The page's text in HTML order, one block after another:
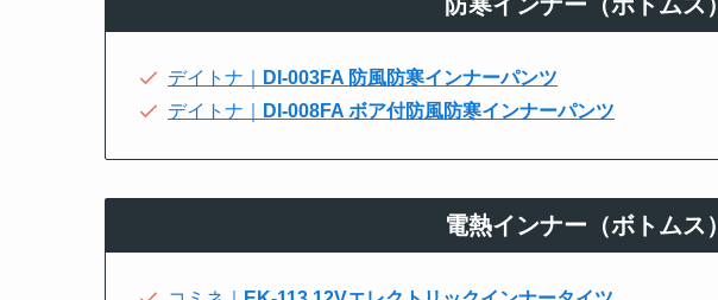
デイトナ｜
DI-003FA 防風防寒インナーパンツ
デイトナ｜
DI-008FA ボア付防風防寒インナーパンツ
電熱インナー（ボトムス）